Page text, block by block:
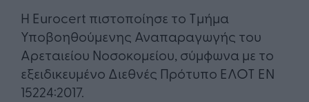
Η Eurocert πιστοποίησε το Τμήμα
Υποβοηθούμενης Αναπαραγωγής του
Αρεταιείου Νοσοκομείου, σύμφωνα με το
εξειδικευμένο Διεθνές Πρότυπο ΕΛΟΤ EN
15224:2017.